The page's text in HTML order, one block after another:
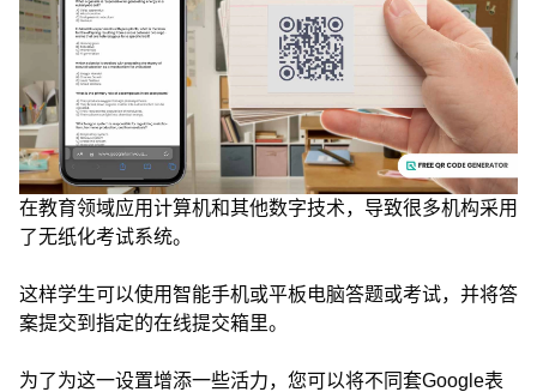
在教育领域应用计算机和其他数字技术，导致很多机构采用
了无纸化考试系统。
这样学生可以使用智能手机或平板电脑答题或考试，并将答
案提交到指定的在线提交箱里。
为了为这一设置增添一些活力，您可以将不同套Google表